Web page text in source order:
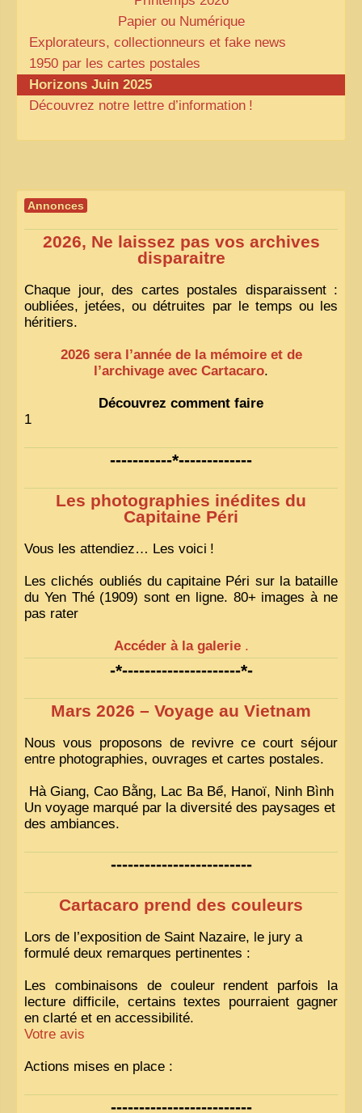
Papier ou Numérique
Explorateurs, collectionneurs et fake news
1950 par les cartes postales
Horizons Juin 2025
Découvrez notre lettre d’information !
Annonces
2026, Ne laissez pas vos archives
disparaitre
Chaque jour, des cartes postales disparaissent :
oubliées, jetées, ou détruites par le temps ou les
héritiers.
2026 sera l’année de la mémoire et de
l’archivage avec Cartacaro.
Découvrez comment faire
1
-----------*-------------
Les photographies inédites du
Capitaine Péri
Vous les attendiez… Les voici !
Les clichés oubliés du capitaine Péri sur la bataille
du Yen Thé (1909) sont en ligne. 80+ images à ne
pas rater
Accéder à la galerie .
-*---------------------*-
Mars 2026 – Voyage au Vietnam
Nous vous proposons de revivre ce court séjour
entre photographies, ouvrages et cartes postales.
Hà Giang, Cao Bằng, Lac Ba Bể, Hanoï, Ninh Bình
Un voyage marqué par la diversité des paysages et
des ambiances.
-------------------------
Cartacaro prend des couleurs
Lors de l’exposition de Saint Nazaire, le jury a
formulé deux remarques pertinentes :
Les combinaisons de couleur rendent parfois la
lecture difficile, certains textes pourraient gagner
en clarté et en accessibilité.
Votre avis
Actions mises en place :
Nous avons déjà ajusté les couleurs pour améliorer
-------------------------